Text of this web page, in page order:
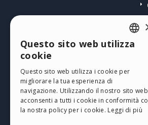
I miei post
I miei Download
Spazio Web
I miei Crediti
ENGLISH
SPANISH
Questo sito web utilizza
cookie
Questo sito web utilizza i cookie per
migliorare la tua esperienza di
navigazione. Utilizzando il nostro sito web
acconsenti a tutti i cookie in conformità
la nostra policy per i cookie. Leggi di più